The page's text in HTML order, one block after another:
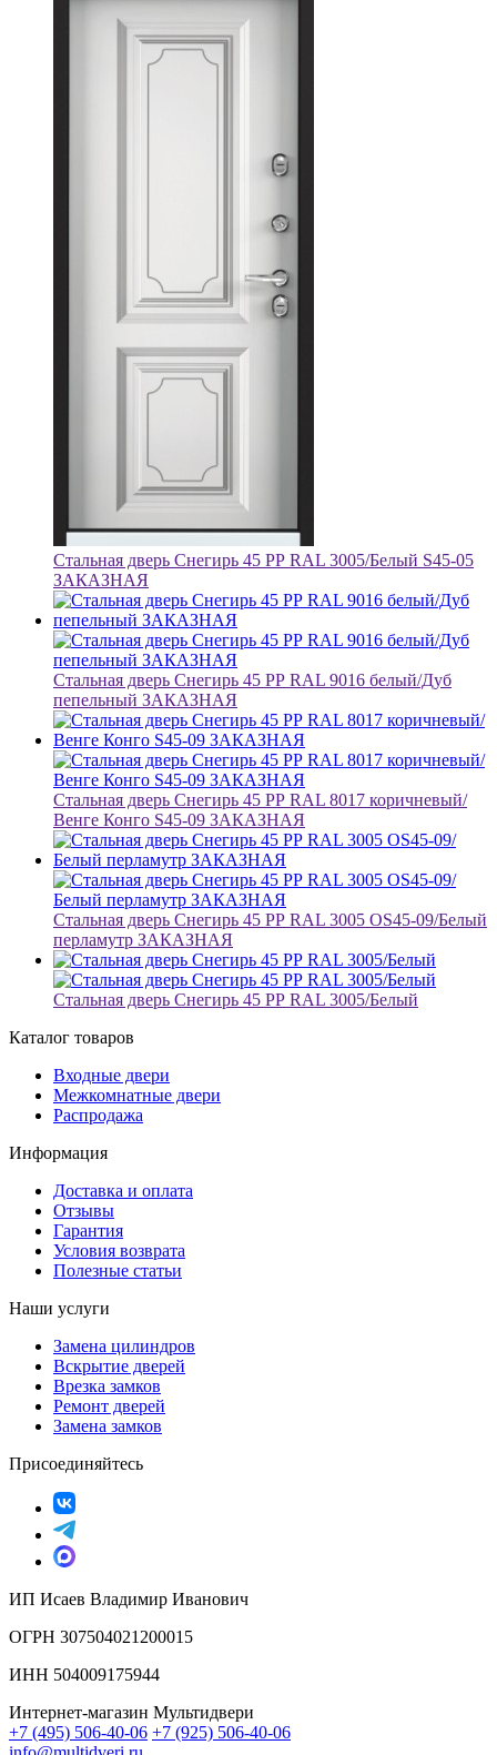
Стальная дверь Снегирь 45 РР RAL 3005/Белый S45-05
ЗАКАЗНАЯ
Стальная дверь Снегирь 45 РР RAL 9016 белый/Дуб
пепельный ЗАКАЗНАЯ
Стальная дверь Снегирь 45 РР RAL 8017 коричневый/
Венге Конго S45-09 ЗАКАЗНАЯ
Стальная дверь Снегирь 45 РР RAL 3005 OS45-09/Белый
перламутр ЗАКАЗНАЯ
Стальная дверь Снегирь 45 РР RAL 3005/Белый
Каталог товаров
Входные двери
Межкомнатные двери
Распродажа
Информация
Доставка и оплата
Отзывы
Гарантия
Условия возврата
Полезные статьи
Наши услуги
Замена цилиндров
Вскрытие дверей
Врезка замков
Ремонт дверей
Замена замков
Присоединяйтесь
ИП Исаев Владимир Иванович
ОГРН 307504021200015
ИНН 504009175944
Интернет-магазин Мультидвери
+7 (495) 506-40-06 +7 (925) 506-40-06